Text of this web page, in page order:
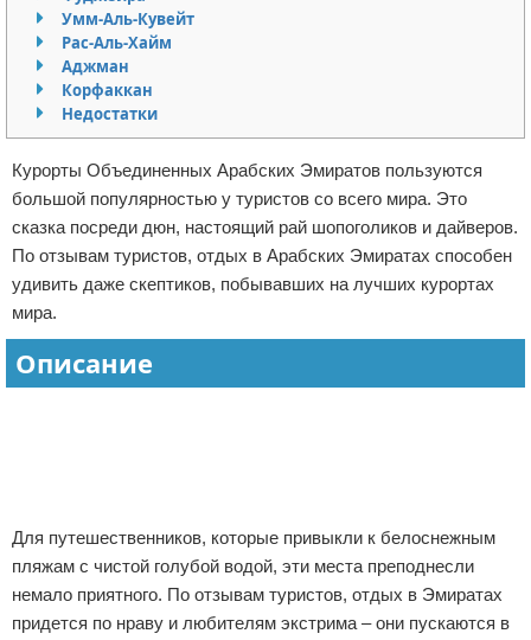
Авиаперелеты
Отели
Полезное для туристов
Отдых на природе
Аренда автомобилей
Документы и визы
Билеты
Экстримальный отдых
Разное про отдых
Отказ от ответственности
Умм-Аль-Кувейт
Рас-Аль-Хайм
Аджман
Корфаккан
Недостатки
Курорты Объединенных Арабских Эмиратов пользуются
большой популярностью у туристов со всего мира. Это
сказка посреди дюн, настоящий рай шопоголиков и дайверов.
По отзывам туристов, отдых в Арабских Эмиратах способен
удивить даже скептиков, побывавших на лучших курортах
мира.
Описание
Для путешественников, которые привыкли к белоснежным
пляжам с чистой голубой водой, эти места преподнесли
немало приятного. По отзывам туристов, отдых в Эмиратах
придется по нраву и любителям экстрима – они пускаются в